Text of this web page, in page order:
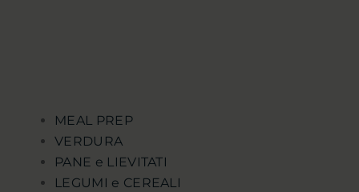
MEAL PREP
VERDURA
PANE e LIEVITATI
LEGUMI e CEREALI